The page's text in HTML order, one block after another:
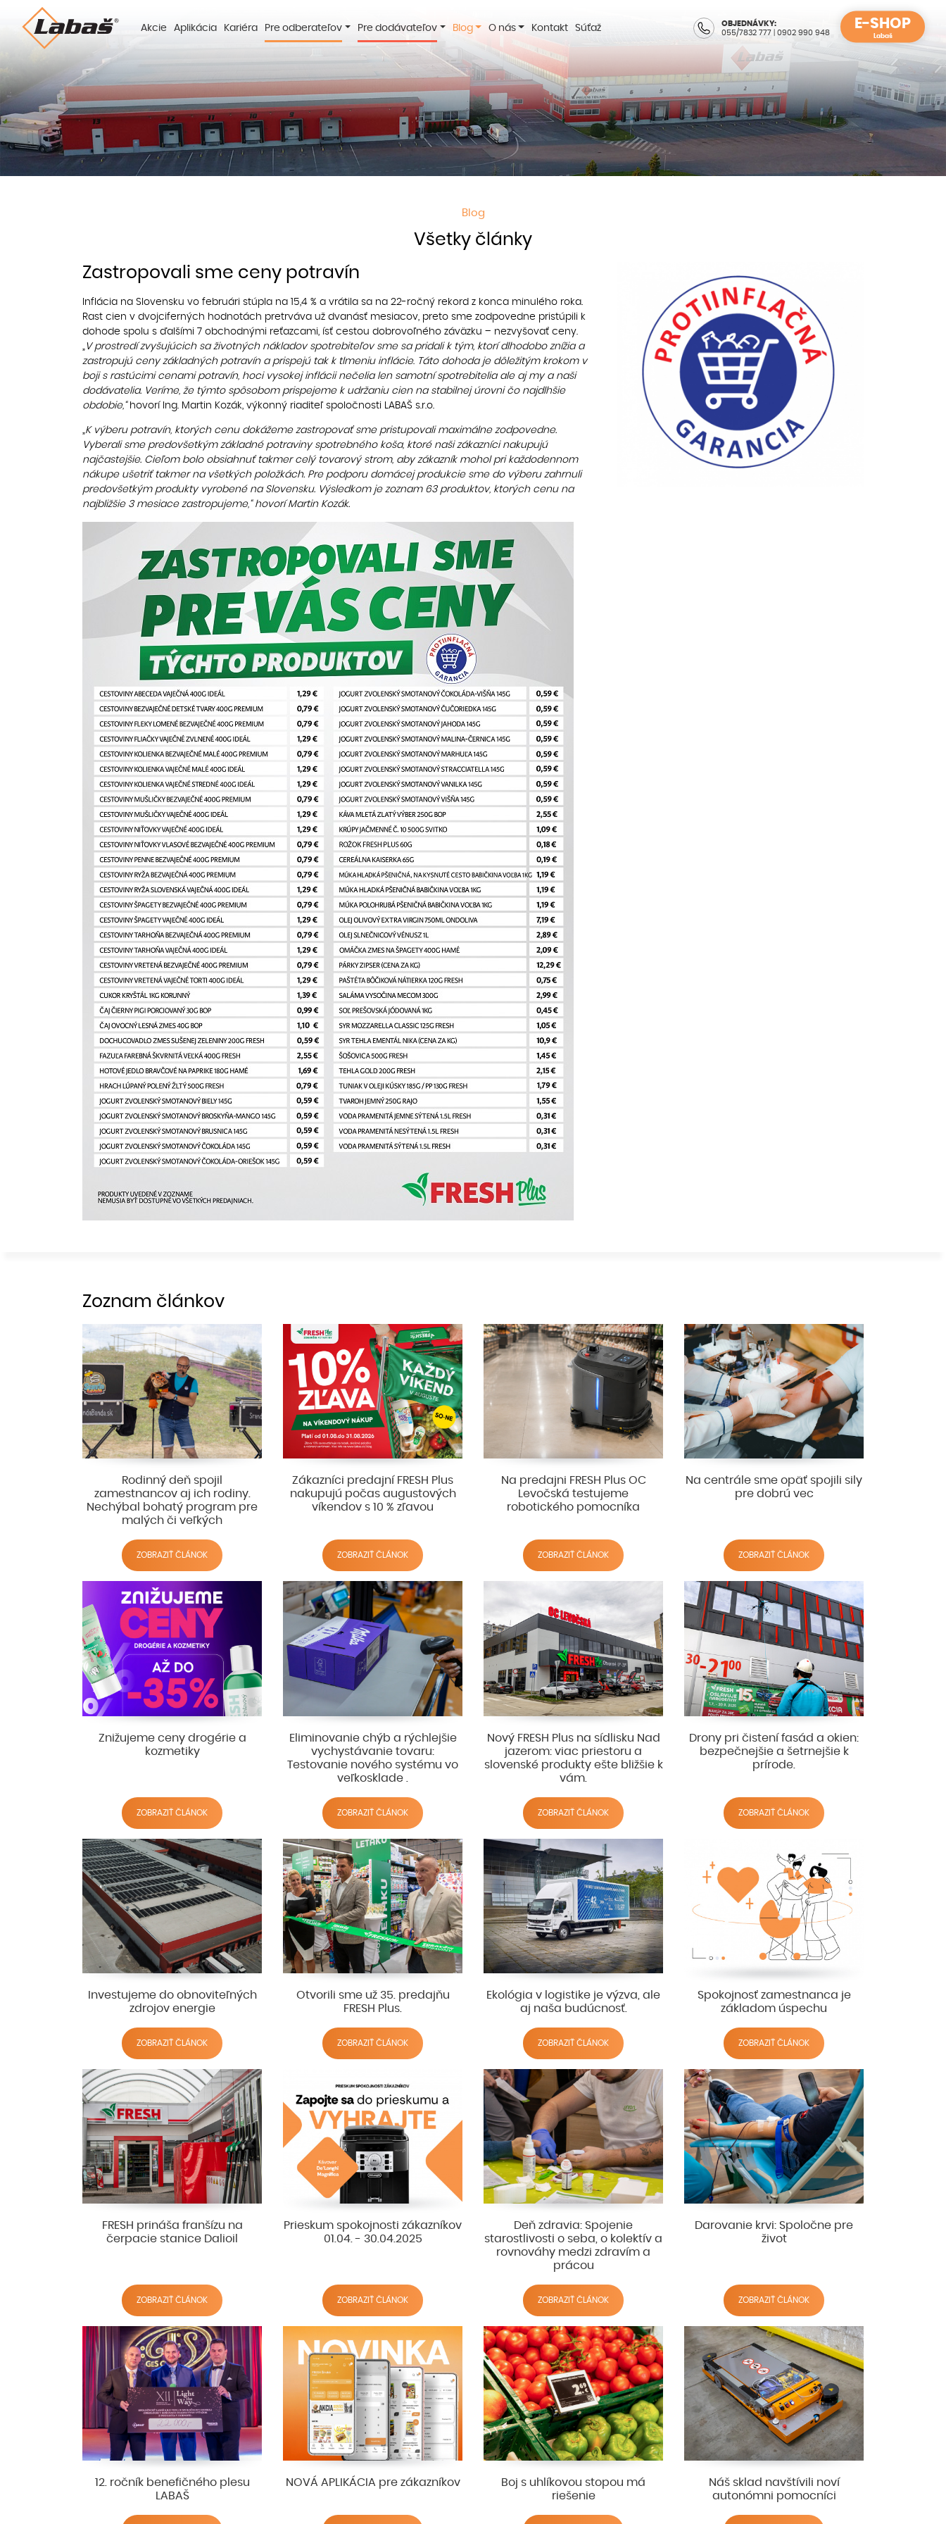
Akcie Aplikácia Kariéra Pre odberateľov Pre dodávateľov Blog O nás Kontakt Súťaž
OBJEDNÁVKY:
055/7832 777
0902 990 948
E-SHOP
Labaš
Blog
Všetky články
Zastropovali sme ceny potravín
Inflácia na Slovensku vo februári stúpla na 15,4 % a vrátila sa na 22-ročný rekord z konca minulého roka.
Rast cien v dvojciferných hodnotách pretrváva už dvanásť mesiacov, preto sme zodpovedne pristúpili k
dohode spolu s ďalšími 7 obchodnými reťazcami, ísť cestou dobrovoľného záväzku – nezvyšovať ceny.
„ V prostredí zvyšujúcich sa životných nákladov spotrebiteľov sme sa pridali k tým, ktorí dlhodobo znížia a
zastropujú ceny základných potravín a prispejú tak k tlmeniu inflácie. Táto dohoda je dôležitým krokom v
boji s rastúcimi cenami potravín, hoci vysokej inflácii nečelia len samotní spotrebitelia ale aj my a naši
dodávatelia. Veríme, že týmto spôsobom prispejeme k udržaniu cien na stabilnej úrovni čo najdlhšie
obdobie,“ hovorí Ing. Martin Kozák, výkonný riaditeľ spoločnosti LABAŠ s.r.o.
„K výberu potravín, ktorých cenu dokážeme zastropovať sme pristupovali maximálne zodpovedne.
Vyberali sme predovšetkým základné potraviny spotrebného koša, ktoré naši zákazníci nakupujú
najčastejšie. Cieľom bolo obsiahnuť takmer celý tovarový strom, aby zákazník mohol pri každodennom
nákupe ušetriť takmer na všetkých položkách. Pre podporu domácej produkcie sme do výberu zahrnuli
predovšetkým produkty vyrobené na Slovensku. Výsledkom je zoznam 63 produktov, ktorých cenu na
najbližšie 3 mesiace zastropujeme,“ hovorí Martin Kozák.
Zoznam článkov
Rodinný deň spojil
zamestnancov aj ich rodiny.
Nechýbal bohatý program pre
malých či veľkých
ZOBRAZIŤ ČLÁNOK
Zákazníci predajní FRESH Plus
nakupujú počas augustových
víkendov s 10 % zľavou
ZOBRAZIŤ ČLÁNOK
Na predajni FRESH Plus OC
Levočská testujeme
robotického pomocníka
ZOBRAZIŤ ČLÁNOK
Na centrále sme opäť spojili sily
pre dobrú vec
ZOBRAZIŤ ČLÁNOK
Znižujeme ceny drogérie a
kozmetiky
ZOBRAZIŤ ČLÁNOK
Eliminovanie chýb a rýchlejšie
vychystávanie tovaru:
Testovanie nového systému vo
veľkosklade .
ZOBRAZIŤ ČLÁNOK
Nový FRESH Plus na sídlisku Nad
jazerom: viac priestoru a
slovenské produkty ešte bližšie k
vám.
ZOBRAZIŤ ČLÁNOK
Drony pri čistení fasád a okien:
bezpečnejšie a šetrnejšie k
prírode.
ZOBRAZIŤ ČLÁNOK
Investujeme do obnoviteľných
zdrojov energie
ZOBRAZIŤ ČLÁNOK
Otvorili sme už 35. predajňu
FRESH Plus.
ZOBRAZIŤ ČLÁNOK
Ekológia v logistike je výzva, ale
aj naša budúcnosť.
ZOBRAZIŤ ČLÁNOK
Spokojnosť zamestnanca je
základom úspechu
ZOBRAZIŤ ČLÁNOK
FRESH prináša franšízu na
čerpacie stanice Dalioil
ZOBRAZIŤ ČLÁNOK
Prieskum spokojnosti zákazníkov
01.04. - 30.04.2025
ZOBRAZIŤ ČLÁNOK
Deň zdravia: Spojenie
starostlivosti o seba, o kolektív a
rovnováhy medzi zdravím a
prácou
ZOBRAZIŤ ČLÁNOK
Darovanie krvi: Spoločne pre
život
ZOBRAZIŤ ČLÁNOK
12. ročník benefičného plesu
LABAŠ
NOVÁ APLIKÁCIA pre zákazníkov
Boj s uhlíkovou stopou má
riešenie
Náš sklad navštívili noví
autonómni pomocníci